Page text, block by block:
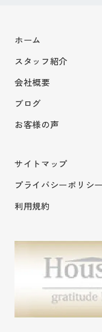
ホーム
スタッフ紹介
会社概要
ブログ
お客様の声
サイトマップ
プライバシーポリシー
利用規約